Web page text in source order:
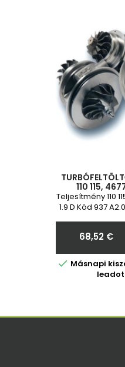
110 115,
55191596,
712766-0002,
Teljesítmény 110
1.9 D Kód 937
Ár
68,52 €
 Másnapi